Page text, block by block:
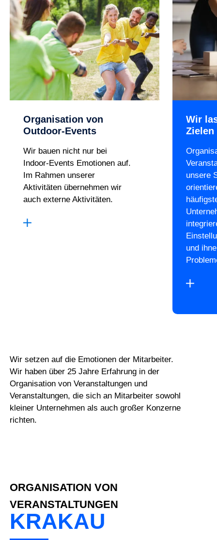
Organisation von
Outdoor-Events
Wir bauen nicht nur bei
Indoor-Events Emotionen auf.
Im Rahmen unserer
Aktivitäten übernehmen wir
auch externe Aktivitäten.
Wir
Zielen
unsere
und
Wir setzen auf die Emotionen der Mitarbeiter.
Wir haben über 25 Jahre Erfahrung in der
Organisation von Veranstaltungen und
Veranstaltungen, die sich an Mitarbeiter sowohl
kleiner Unternehmen als auch großer Konzerne
richten.
ORGANISATION VON
VERANSTALTUNGEN
KRAKAU